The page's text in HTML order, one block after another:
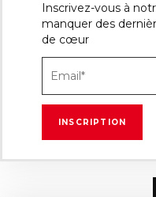
Inscrivez-vous à
manquer des
de cœur